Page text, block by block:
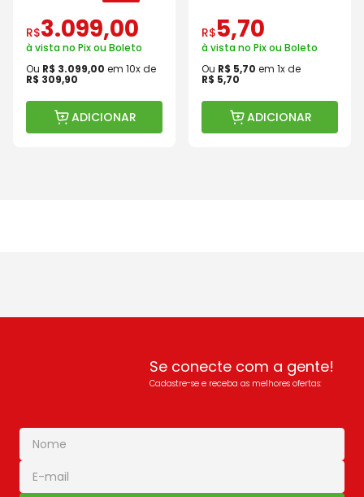
R$3.099,00
à vista no Pix ou Boleto
Ou R$ 3.099,00 em 10x de
R$ 309,90
ADICIONAR
R$5,70
à vista no Pix ou Boleto
Ou R$ 5,70 em 1x de
R$ 5,70
ADICIONAR
Se conecte com a gente!
Cadastre-se e receba as melhores ofertas: